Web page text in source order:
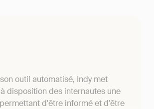
outil automatisé, Indy met
disposition des internautes une
d'être informé et d'être